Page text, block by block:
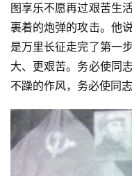
图享乐不愿再过艰苦生
裹着的炮弹的攻击。他
是万里长征走完了第一
大、更艰苦。务必使同
不躁的作风，务必使同